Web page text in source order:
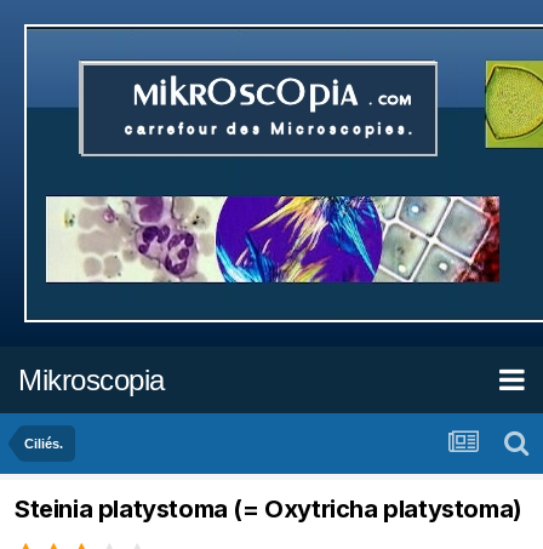
Mikroscopia
Ciliés.
Steinia platystoma (= Oxytricha platystoma)